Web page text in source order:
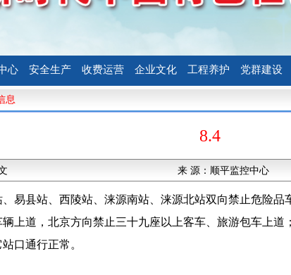
心 安全生产 收费运营 企业文化 工程养护 党群建设
息
8.4
来 源： 顺平监控中心
易县站、西陵站、涞源南站、涞源北站双向禁止危险
上道，北京方向禁止三十九座以上客车、旅游包车上
口通行正常。